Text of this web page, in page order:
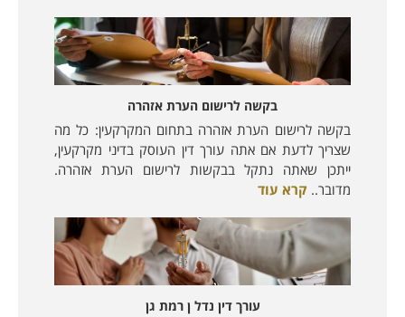
בקשה לרישום הערת אזהרה
בקשה לרישום הערת אזהרה בתחום המקרקעין: כל מה
שצריך לדעת אם אתה עורך דין העוסק בדיני מקרקעין,
ייתכן שאתה נתקל בבקשות לרישום הערת אזהרה.
מדובר.. קרא עוד
עורך דין נדל ן רמת גן